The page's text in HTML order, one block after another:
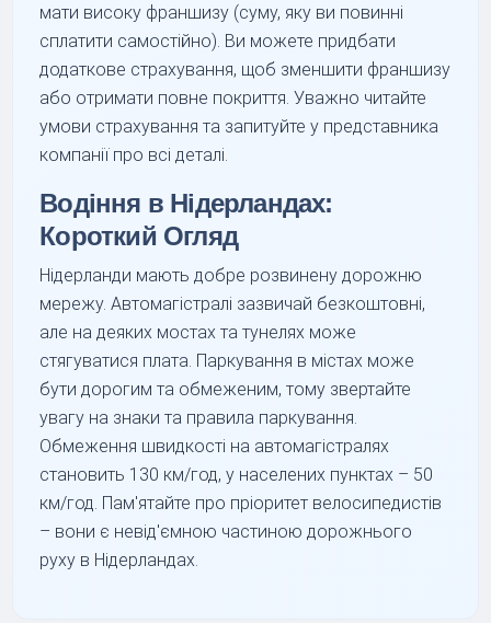
мати високу франшизу (суму, яку ви повинні
сплатити самостійно). Ви можете придбати
додаткове страхування, щоб зменшити франшизу
або отримати повне покриття. Уважно читайте
умови страхування та запитуйте у представника
компанії про всі деталі.
Водіння в Нідерландах:
Короткий Огляд
Нідерланди мають добре розвинену дорожню
мережу. Автомагістралі зазвичай безкоштовні,
але на деяких мостах та тунелях може
стягуватися плата. Паркування в містах може
бути дорогим та обмеженим, тому звертайте
увагу на знаки та правила паркування.
Обмеження швидкості на автомагістралях
становить 130 км/год, у населених пунктах – 50
км/год. Пам'ятайте про пріоритет велосипедистів
– вони є невід'ємною частиною дорожнього
руху в Нідерландах.